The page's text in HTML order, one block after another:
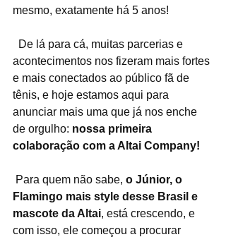
mesmo, exatamente há 5 anos!
acontecimentos nos fizeram mais fortes
e mais conectados ao público fã de
tênis, e hoje estamos aqui para
anunciar mais uma que já nos enche
de orgulho: nossa primeira
colaboração com a Altai Company!
Para quem não sabe, o Júnior, o
Flamingo mais style desse Brasil e
mascote da Altai, está crescendo, e
com isso, ele começou a procurar